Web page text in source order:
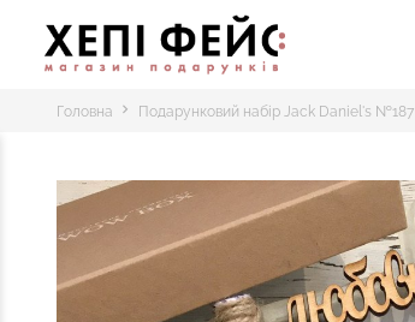
Головна Подарунковий набір Jack Daniel's №187